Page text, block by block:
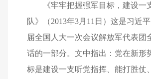
《牢牢把握强军目标，建设一
队》（2013年3月11日）这是习近
届全国人大一次会议解放军代表团
话的一部分。文中指出：党在新形
标是建设一支听党指挥、能打胜仗